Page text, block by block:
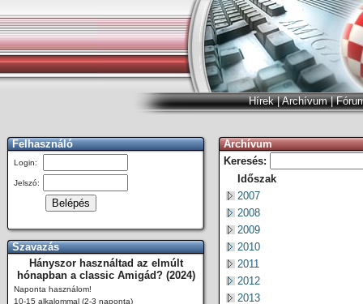
Hírek|Archívum|
Felhasználó
Login:
Jelszó:
Szavazás
Hányszor használtad az elmúlt
hónapban a classic Amigád? (2024)
Naponta használom!
10-15 alkalommal (2-3 naponta)
Archívum
Keresés:
Időszak
2007
2008
2009
2010
2011
2012
2013